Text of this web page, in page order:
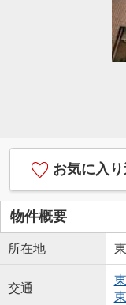
お気に入
物件概要
所在地
交通